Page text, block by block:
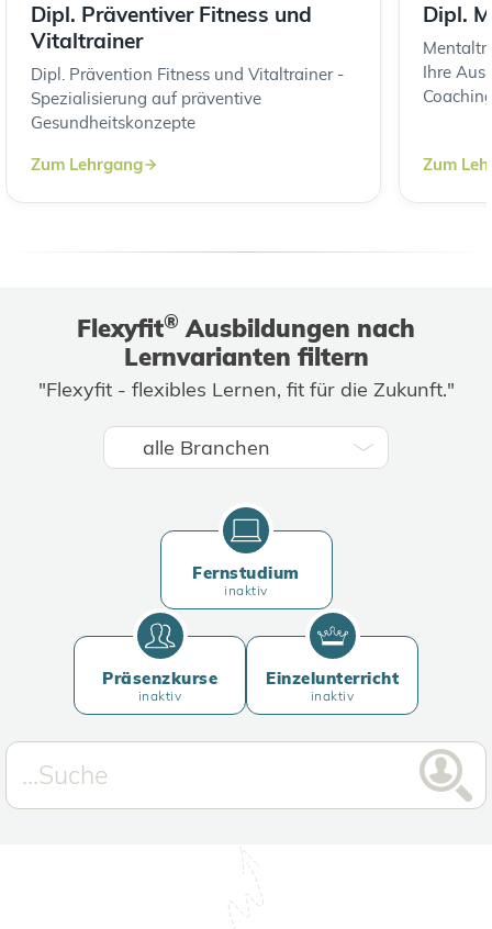
Dipl. Präventiver Fitness und
Vitaltrainer
Dipl. Prävention Fitness und Vitaltrainer -
Spezialisierung auf präventive
Gesundheitskonzepte
Zum Lehrgang
Dipl.
Ihre
Zum
Flexyfit® Ausbildungen nach
Lernvarianten filtern
"Flexyfit - flexibles Lernen, fit für die Zukunft."
Fernstudium
inaktiv
Präsenzkurse
inaktiv
Einzelunterricht
inaktiv